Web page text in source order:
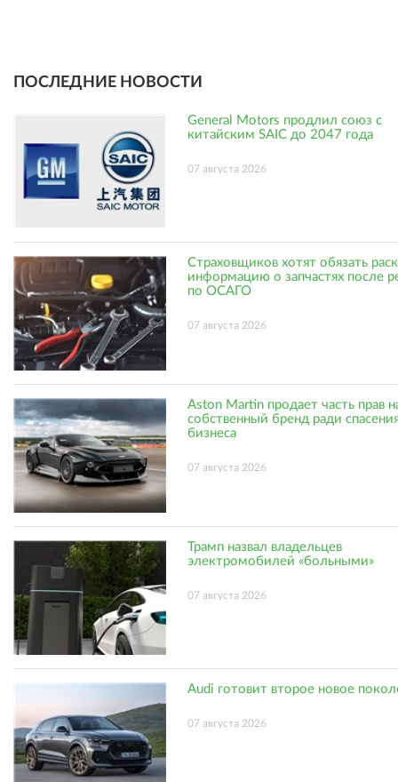
ПОСЛЕДНИЕ НОВОСТИ
General Motors продлил союз с
китайским SAIC до 2047 года
07 августа 2026
Страховщиков хотят обязать
информацию о запчастях после
по ОСАГО
07 августа 2026
Aston Martin продает часть прав
собственный бренд ради
бизнеса
07 августа 2026
Трамп назвал владельцев
электромобилей «больными»
07 августа 2026
Audi готовит второе новое
07 августа 2026